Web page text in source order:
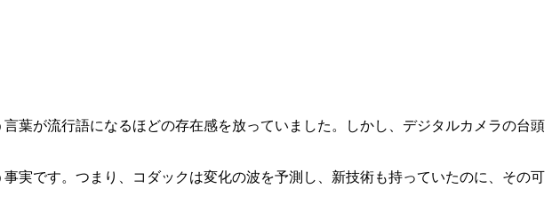
葉が流行語になるほどの存在感を放っていました。しかし、デジタルカメラの台頭
実です。つまり、コダックは変化の波を予測し、新技術も持っていたのに、その可